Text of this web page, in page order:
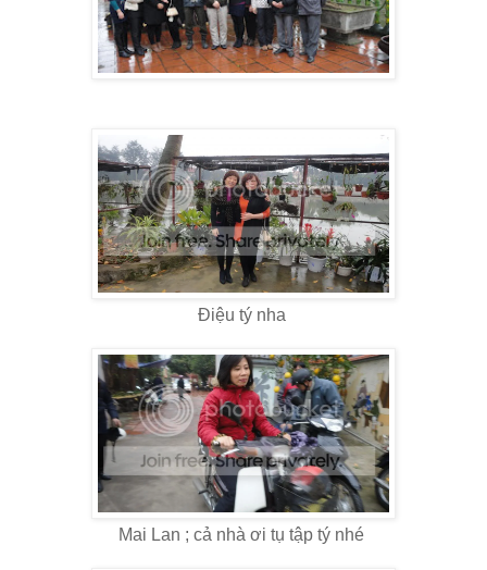
Điệu tý nha
Mai Lan ; cả nhà ơi tụ tập tý nhé